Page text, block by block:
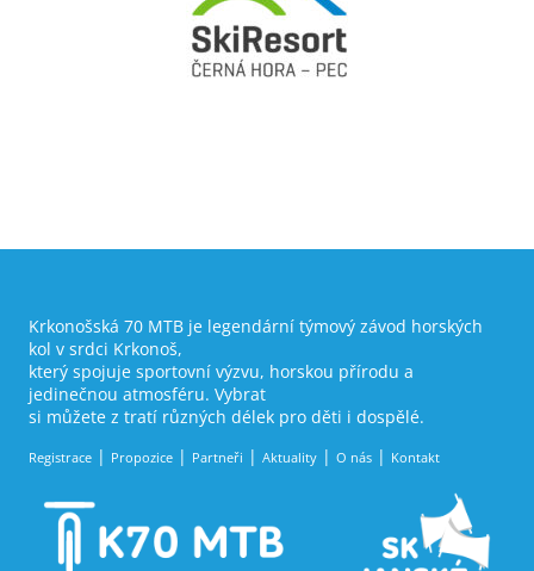
Krkonošská 70 MTB je legendární týmový závod horských
kol v srdci Krkonoš,
který spojuje sportovní výzvu, horskou přírodu a
jedinečnou atmosféru. Vybrat
si můžete z tratí různých délek pro děti i dospělé.
Registrace Propozice Partneři Aktuality O nás Kontakt